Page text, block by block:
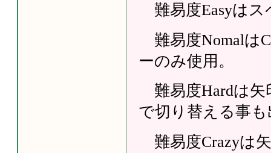
難易度Easyはス
難易度Nomalは
ーのみ使用。
難易度Hardは矢
で切り替える事
難易度Crazyは